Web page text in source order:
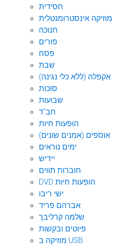
חסידית
מוזיקה אינסטרומנטלית
חנוכה
פורים
פסח
שבת
אקפלה (ללא כלי נגינה)
סוכות
שבועות
חב"ד
הופעות חיות
אוספים (אמנים שונים)
ימים נוראים
יידיש
חוברות תווים
DVD הופעות חיות
ישי ריבו
אברהם פריד
שלמה קרליבך
פיוטים ובקשות
מוזיקה ב USB